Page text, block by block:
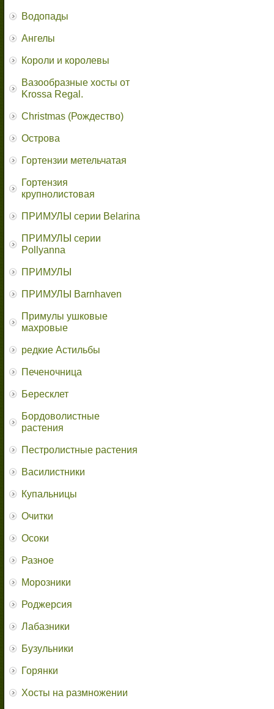
Водопады
Ангелы
Короли и королевы
Вазообразные хосты от
Krossa Regal.
Christmas (Рождество)
Острова
Гортензии метельчатая
Гортензия
крупнолистовая
ПРИМУЛЫ серии Belarina
ПРИМУЛЫ серии
Pollyanna
ПРИМУЛЫ
ПРИМУЛЫ Barnhaven
Примулы ушковые
махровые
редкие Астильбы
Печеночница
Бересклет
Бордоволистные
растения
Пестролистные растения
Василистники
Купальницы
Очитки
Осоки
Разное
Морозники
Роджерсия
Лабазники
Бузульники
Горянки
Хосты на размножении